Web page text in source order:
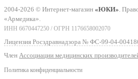
2004-2026 © Интернет-магазин «ЮКИ» .
«Армедика».
ИНН 6670447250 / ОГРН 1176658002070
Лицензия Росздравнадзора № ФС-99-04-
Член Ассоциации медицинских
Политика конфиденциальности